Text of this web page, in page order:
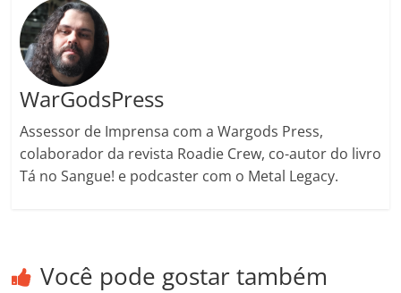
WarGodsPress
Assessor de Imprensa com a Wargods Press,
colaborador da revista Roadie Crew, co-autor do livro
Tá no Sangue! e podcaster com o Metal Legacy.
Você pode gostar também